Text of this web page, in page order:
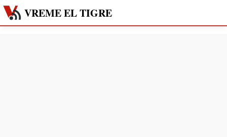
VREME EL TIGRE